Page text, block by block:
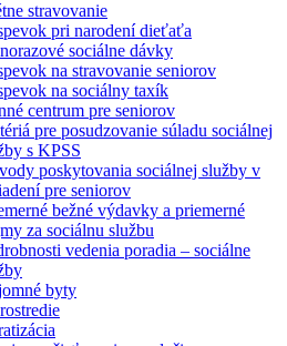
stravovanie
pri narodení dieťaťa
sociálne dávky
na stravovanie seniorov
na sociálny taxík
centrum pre seniorov
pre posudzovanie súladu sociálnej
s KPSS
poskytovania sociálnej služby v
pre seniorov
bežné výdavky a priemerné
za sociálnu službu
vedenia poradia – sociálne
byty